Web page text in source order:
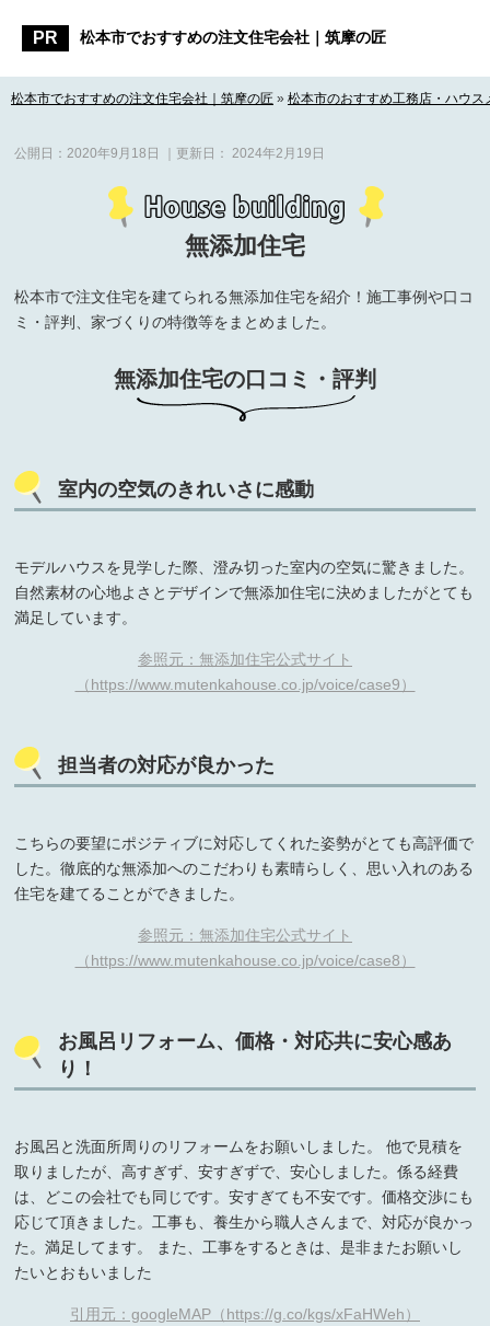
松本市でおすすめの注文住宅会社｜筑摩の匠
松本市でおすすめの注文住宅会社｜筑摩の匠 » 松本市のおすすめ工務店・ハウス
公開日：2020年9月18日 ｜更新日：2024年2月19日
無添加住宅
松本市で注文住宅を建てられる無添加住宅を紹介！施工事例や口コ
ミ・評判、家づくりの特徴等をまとめました。
無添加住宅の口コミ・評判
室内の空気のきれいさに感動
モデルハウスを見学した際、澄み切った室内の空気に驚きました。
自然素材の心地よさとデザインで無添加住宅に決めましたがとても
満足しています。
参照元：無添加住宅公式サイト
（https://www.mutenkahouse.co.jp/voice/case9）
担当者の対応が良かった
こちらの要望にポジティブに対応してくれた姿勢がとても高評価で
した。徹底的な無添加へのこだわりも素晴らしく、思い入れのある
住宅を建てることができました。
参照元：無添加住宅公式サイト
（https://www.mutenkahouse.co.jp/voice/case8）
お風呂リフォーム、価格・対応共に安心感あ
り！
お風呂と洗面所周りのリフォームをお願いしました。 他で見積を
取りましたが、高すぎず、安すぎずで、安心しました。係る経費
は、どこの会社でも同じです。安すぎても不安です。価格交渉にも
応じて頂きました。工事も、養生から職人さんまで、対応が良かっ
た。満足してます。 また、工事をするときは、是非またお願いし
たいとおもいました
引用元：googleMAP（https://g.co/kgs/xFaHWeh）